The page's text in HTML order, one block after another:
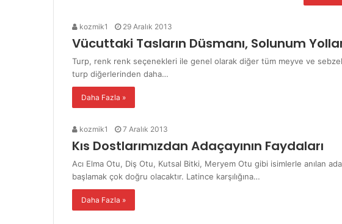
kozmik1 29 Aralık 2013
Vücuttaki Tasların Düsmanı, Solunum
Turp, renk renk seçenekleri ile genel olarak diğer tüm meyve ve
turp diğerlerinden daha…
Daha Fazla »
kozmik1 7 Aralık 2013
Kıs Dostlarımızdan Adaçayının Faydaları
Acı Elma Otu, Diş Otu, Kutsal Bitki, Meryem Otu gibi isimlerle anılan
başlamak çok doğru olacaktır. Latince karşılığına…
Daha Fazla »